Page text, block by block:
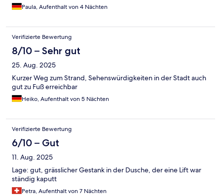
Paula, Aufenthalt von 4 Nächten
Verifizierte Bewertung
8/10 – Sehr gut
25. Aug. 2025
Kurzer Weg zum Strand, Sehenswürdigkeiten in der Stadt auch
gut zu Fuß erreichbar
Heiko, Aufenthalt von 5 Nächten
Verifizierte Bewertung
6/10 – Gut
11. Aug. 2025
Lage: gut, grässlicher Gestank in der Dusche, der eine Lift war
ständig kaputt
Petra, Aufenthalt von 7 Nächten